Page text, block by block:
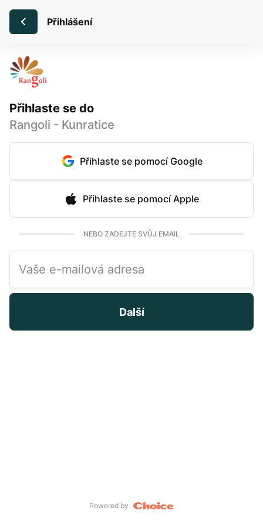
Přihlášení
Přihlaste se do
Rangoli - Kunratice
Přihlaste se pomocí Google
Přihlaste se pomocí Apple
NEBO ZADEJTE SVŮJ EMAIL
Vaše e-mailová adresa
Další
Powered by